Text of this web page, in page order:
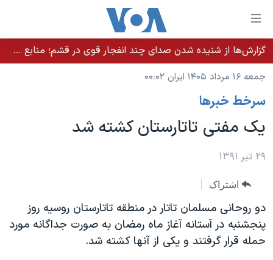
لینکهای
قابل
دسترسی
جهش
محتوای
اصلی
جهش
به
اصلی
جهش
به
جستجو
خانه
نسخه سبک وب‌سایت
موضوع ها
ایران
آمریکا
گزیده‌ها
ویژه برنامه‌ها
برنامه های تلویزیونی
جدول برنامه ها
صفحه‌های ویژه
عملیات خشم حماسی
۲۵۰سالگی آمریکا
پخش رادیویی
یادگیری زبان انگلیسی
گزارش‌ها از شنیده شدن صدای چند انفجار قوی در قشم؛ منابع حکومتی می‌گویند درگیری در تنگه هرمز بود
جمعه ۱۶ مرداد ۱۴۰۵ ایران ۰۰:۰۲
سرخط خبرها
یک مفتی تاتارستان کشته شد
۲۹ تیر ۱۳۹۱
اشتراک
دو روحانی مسلمان تاتار در منطقه تاتارستان روسیه روز
پنجشنبه در آستانه آغاز ماه رمضان به صورت جداگانه مورد
حمله قرار گرفتند و یکی از آنها کشته شد.